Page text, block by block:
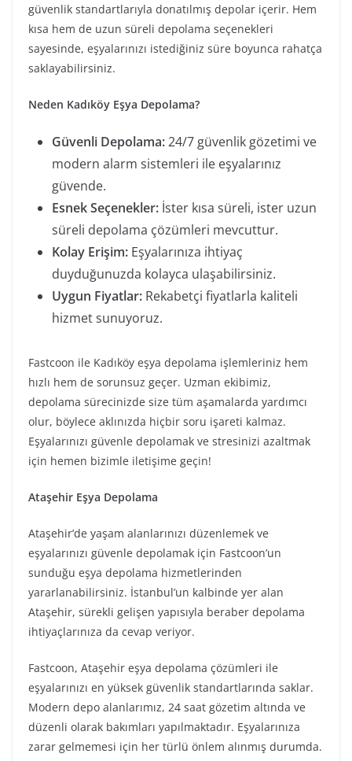
güvenlik standartlarıyla donatılmış depolar içerir. Hem
kısa hem de uzun süreli depolama seçenekleri
sayesinde, eşyalarınızı istediğiniz süre boyunca rahatça
saklayabilirsiniz.
Neden Kadıköy Eşya Depolama?
Güvenli Depolama:24/7 güvenlik gözetimi ve
modern alarm sistemleri ile eşyalarınız
güvende.
Esnek Seçenekler: İster kısa süreli, ister uzun
süreli depolama çözümleri mevcuttur.
Kolay Erişim: Eşyalarınıza ihtiyaç
duyduğunuzda kolayca ulaşabilirsiniz.
Uygun Fiyatlar: Rekabetçi fiyatlarla kaliteli
hizmet sunuyoruz.
Fastcoon ile Kadıköy eşya depolama işlemleriniz hem
hızlı hem de sorunsuz geçer. Uzman ekibimiz,
depolama sürecinizde size tüm aşamalarda yardımcı
olur, böylece aklınızda hiçbir soru işareti kalmaz.
Eşyalarınızı güvenle depolamak ve stresinizi azaltmak
için hemen bizimle iletişime geçin!
Ataşehir Eşya Depolama
Ataşehir’de yaşam alanlarınızı düzenlemek ve
eşyalarınızı güvenle depolamak için Fastcoon’un
sunduğu eşya depolama hizmetlerinden
yararlanabilirsiniz. İstanbul’un kalbinde yer alan
Ataşehir, sürekli gelişen yapısıyla beraber depolama
ihtiyaçlarınıza da cevap veriyor.
Fastcoon, Ataşehir eşya depolama çözümleri ile
eşyalarınızı en yüksek güvenlik standartlarında saklar.
Modern depo alanlarımız, 24 saat gözetim altında ve
düzenli olarak bakımları yapılmaktadır. Eşyalarınıza
zarar gelmemesi için her türlü önlem alınmış durumda.